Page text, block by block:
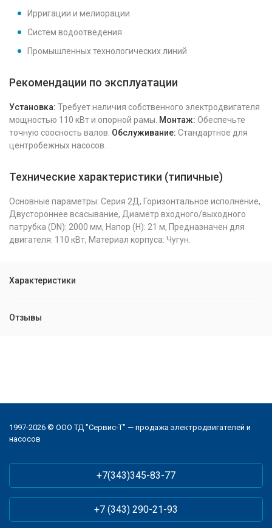
Ирригации и мелиорации
Систем водоотведения
Промышленных технологических линий
Рекомендации по эксплуатации
Установка: Требует наличия собственного электродвигателя
мощностью 110 кВт и опорной рамы. Монтаж: Обеспечьте
точную соосность валов. Обслуживание: Стандартное для
центробежных насосов.
Технические характеристики (типичные)
Основные параметры: Серия 2Д, Горизонтальное исполнение,
Двустороннее всасывание, Диаметр входного/выходного
патрубка (DN): 2000 мм, Напор (H): 21 м, Предназначен для
двигателя: 110 кВт, Материал корпуса: Чугун.
Характеристики
Отзывы
1997-2026 © ООО ТД "Сервис-Т" — продажа электродвигателей и
насосов
+7(343)345-83-77
+7 (343) 290-21-93